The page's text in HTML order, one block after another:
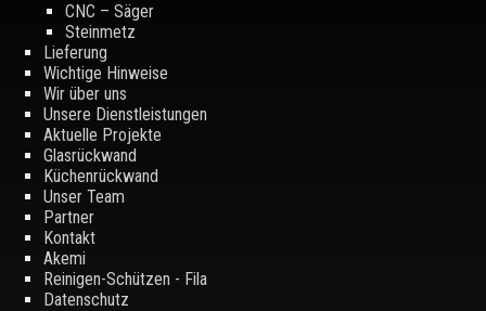
CNC – Säger
Steinmetz
Lieferung
Wichtige Hinweise
Wir über uns
Unsere Dienstleistungen
Aktuelle Projekte
Glasrückwand
Küchenrückwand
Unser Team
Partner
Kontakt
Akemi
Reinigen-Schützen - Fila
Datenschutz